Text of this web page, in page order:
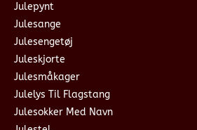
Julepynt
Julesange
Julesengetøj
Juleskjorte
Julesmåkager
Julelys Til Flagstang
Julesokker Med Navn